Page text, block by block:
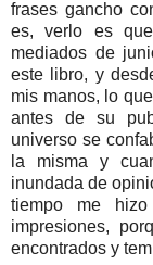
frases gancho
es, verlo es
mediados de
este libro, y
mis manos, lo
antes de su
universo se
la misma y
inundada de
tiempo me
impresiones,
encontrados y